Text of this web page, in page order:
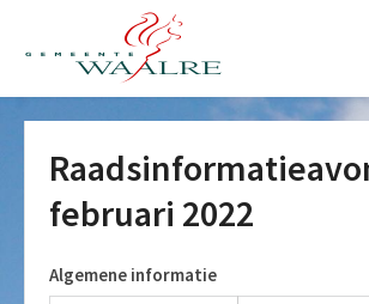
februari 2022
Algemene informatie